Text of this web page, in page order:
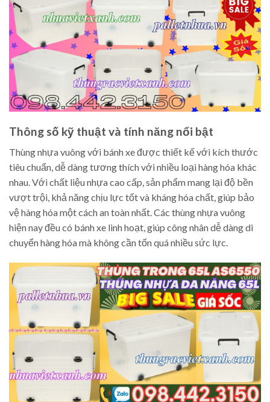
Thông số kỹ thuật và tính năng nổi bật
Thùng nhựa vuông với bánh xe được thiết kế với kích thước
tiêu chuẩn, dễ dàng tương thích với nhiều loại hàng hóa khác
nhau. Với chất liệu nhựa cao cấp, sản phẩm mang lại độ bền
vượt trội, khả năng chịu lực tốt và kháng hóa chất, giúp bảo
vệ hàng hóa một cách an toàn nhất. Các thùng nhựa vuông
hiện nay đều có bánh xe linh hoạt, giúp công nhân dễ dàng di
chuyển hàng hóa mà không cần tốn quá nhiều sức lực.